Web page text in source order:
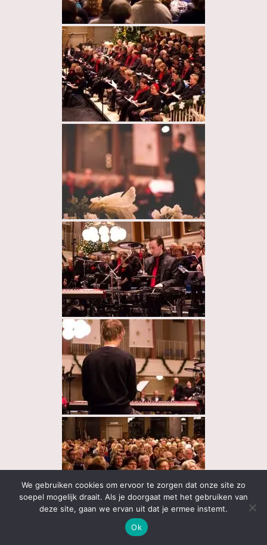
We gebruiken cookies om ervoor te zorgen dat onze site zo
soepel mogelijk draait. Als je doorgaat met het gebruiken van
deze site, gaan we ervan uit dat je ermee instemt.
Ok